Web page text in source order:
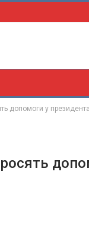
допомоги у